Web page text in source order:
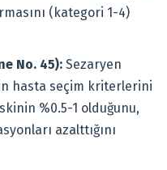
(kategori 1-4)
No. 45): Sezaryen
hasta seçim kriterlerini
%0.5-1 olduğunu,
azalttığını